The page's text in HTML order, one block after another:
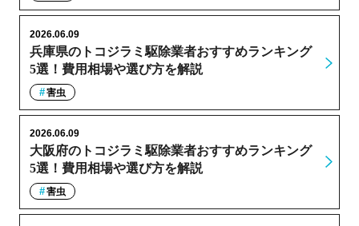
兵庫県のトコジラミ駆除業者おすすめランキング
5選！費用相場や選び方を解説
2026.06.09
害虫
大阪府のトコジラミ駆除業者おすすめランキング
5選！費用相場や選び方を解説
2026.06.09
害虫